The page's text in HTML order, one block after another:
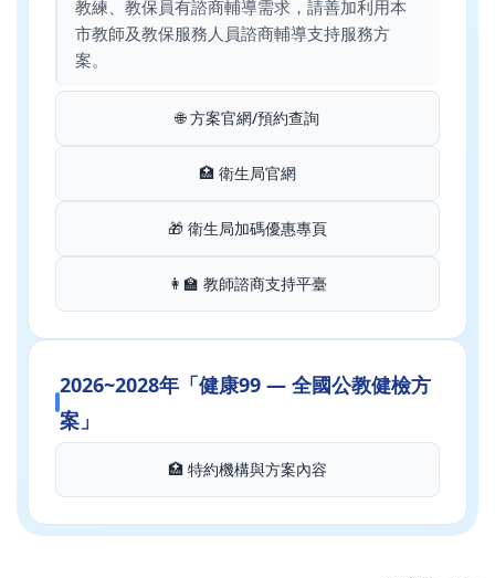
教練、教保員有諮商輔導需求，請善加利用本
市教師及教保服務人員諮商輔導支持服務方
案。
🌐 方案官網/預約查詢
🏥 衛生局官網
🎁 衛生局加碼優惠專頁
👩‍🏫 教師諮商支持平臺
2026~2028年「健康99 — 全國公教健檢方
案」
🏥 特約機構與方案內容